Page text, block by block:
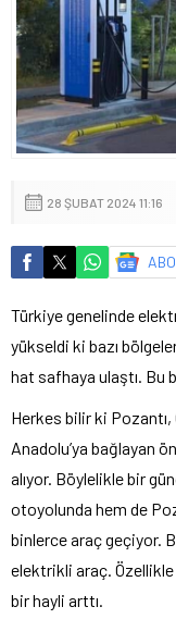
28 ŞUBAT 2024 11:16
Türkiye genelinde
yükseldi ki bazı
hat safhaya ulaştı. Bu
Herkes bilir ki
Anadolu’ya bağlayan
alıyor. Böylelikle bir
otoyolunda hem de
binlerce araç geçiyor.
elektrikli araç. Özellikle
bir hayli arttı.